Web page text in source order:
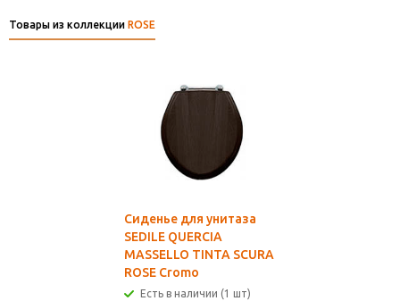
Товары из коллекции ROSE
Сиденье для унитаза
SEDILE QUERCIA
MASSELLO TINTA SCURA
ROSE Cromo
Есть в наличии (1 шт)